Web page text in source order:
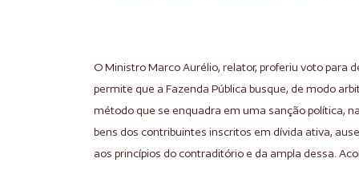
O Ministro Marco Aurélio, relator, proferiu voto para
permite que a Fazenda Pública busque, de modo
método que se enquadra em uma sanção política,
bens dos contribuintes inscritos em dívida ativa,
aos princípios do contraditório e da ampla dessa.